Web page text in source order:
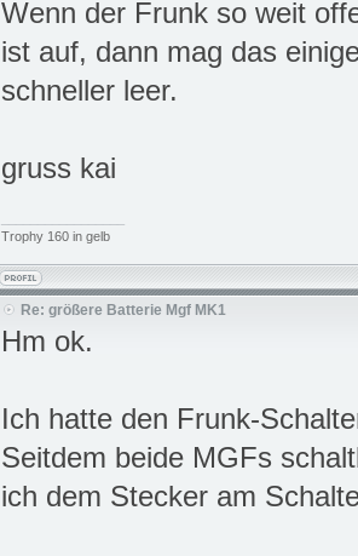
Wenn der Frunk so weit
ist auf, dann mag das
schneller leer.
gruss kai
Trophy 160 in gelb
Re: größere Batterie Mgf MK1
Hm ok.
Ich hatte den Frunk-
Seitdem beide MGFs
ich dem Stecker am